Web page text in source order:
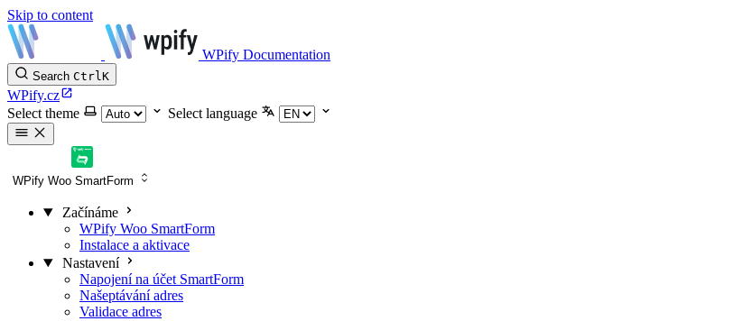
Skip to content
WPify Documentation
Search CtrlK
WPify.cz
Select theme
Select language
WPify Woo SmartForm
Začínáme
WPify Woo SmartForm
Instalace a aktivace
Nastavení
Napojení na účet SmartForm
Našeptávání adres
Validace adres